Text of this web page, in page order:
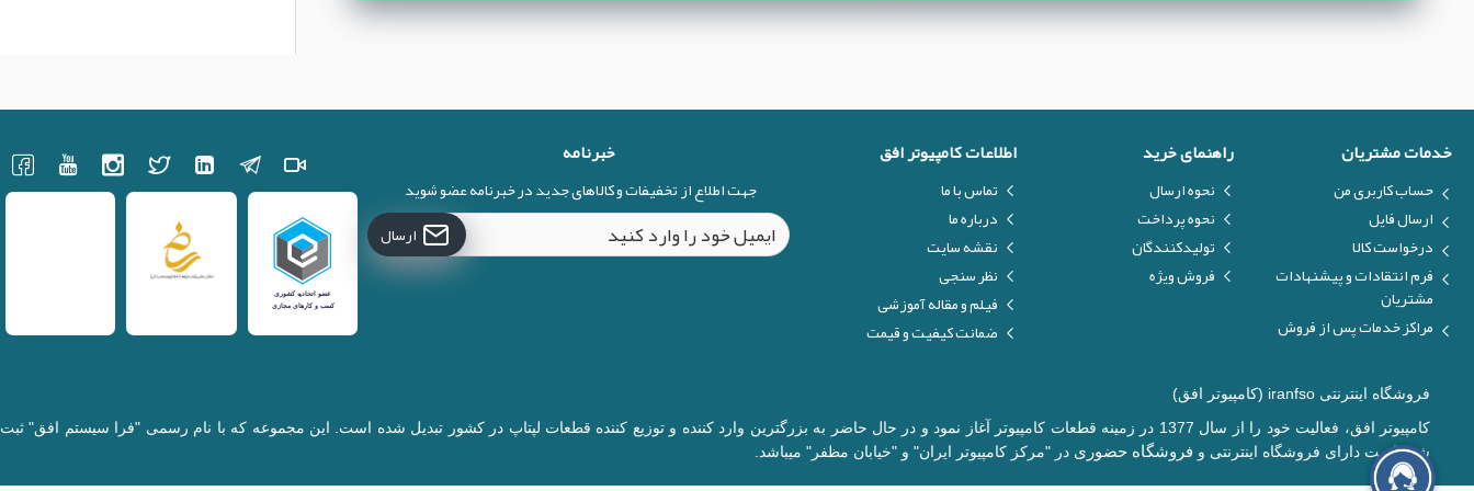
خدمات مشتریان
حساب کاربری من
ارسال فایل
درخواست کالا
فرم انتقادات و پیشنهادات
مشتریان
مراکز خدمات پس از فروش
راهنمای خرید
نحوه ارسال
نحوه پرداخت
تولیدکنندگان
فروش ویژه
اطلاعات کامپیوتر افق
تماس با ما
درباره ما
نقشه سایت
نظر سنجی
فیلم و مقاله آموزشی
ضمانت کیفیت و قیمت
خبرنامه
جهت اطلاع از تخفیفات و کالاهای جدید در خبرنامه عضو شوید
ارسال
فروشگاه اینترنتی iranfso (کامپیوتر افق)
کامپیوتر افق، فعالیت خود را از سال 1377 در زمینه قطعات کامپیوتر آغاز نمود و در حال حاضر به بزرگترین وارد کننده و توزیع کننده قطعات لپتاپ در کشور تبدیل شده است. این مجموعه که با نام رسمی "فرا سیستم افق" ثبت
شده است دارای فروشگاه اینترنتی و فروشگاه حضوری در "مرکز کامپیوتر ایران" و "خیابان مظفر" میباشد.